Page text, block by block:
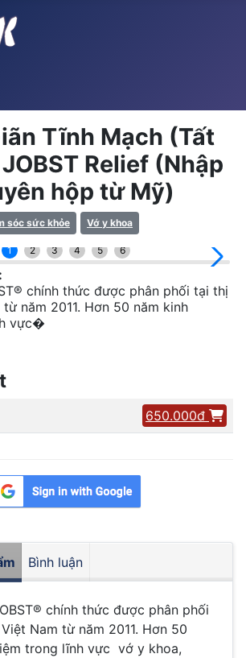
Tĩnh Mạch (Tất
Relief (Nhập
hộp từ Mỹ)
sóc sức khỏe Vớ y khoa
1 2 3 4 5 6
chính thức được phân phối tại thị
năm 2011. Hơn 50 năm kinh
vực�
650.000đ
Bình luận
chính thức được phân phối
Nam từ năm 2011. Hơn 50
trong lĩnh vực vớ y khoa,